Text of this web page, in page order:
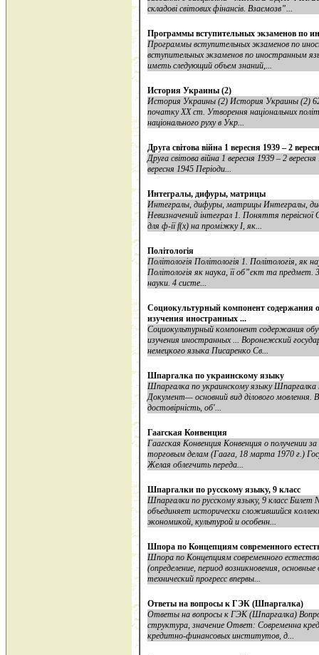
складові світових фінансів. Взаємозв”...
Программы вступительных экзаменов по
Программы вступительных экзаменов по
вступительных экзаменов по иностранным
иметь следующий объем знаний,...
История Украины (2)
История Украины (2) История Украины (2) 62 .
початку XX ст. Утворення національних
національного руху в Укр...
Друга світова війна 1 вересня 1939 – 2
Друга світова війна 1 вересня 1939 – 2
вересня 1945 Періоди...
Интегралы, дифуры, матрицы
Интегралы, дифуры, матрицы Интегралы,
Невизначений інтеграл 1. Поняття
для ф-ії f(x) на проміжку І, як...
Політологія
Політологія Політологія 1. Політологія, як
Політологія як наука, її об”єкт та предмет.
науки. 4 систе...
Социокультурный компонент содержания
изучения иностранных ...
Социокультурный компонент содержания
изучения иностранных ... Воронежский
немецкого языка Писаренко Св...
Шпаргалка по украинскому языку
Шпаргалка по украинскому языку Шпаргалка
Документ— основний вид ділового мовлення.
достовірність, об'...
Гаагская Конвенция
Гаагская Конвенция Конвенция о получении
торговым делам (Гаага, 18 марта 1970 г.)
Желая облегчить переда...
Шпаргалки по русскому языку, 9 класс
Шпаргалки по русскому языку, 9 класс
объединяет исторически сложившийся
экономикой, культурой и особенн...
Шпора по Концепциям современного
Шпора по Концепциям современного
(определение, период возникновения,
технический прогресс впервы...
Ответы на вопросы к ГЭК (Шпаргалка)
Ответы на вопросы к ГЭК (Шпаргалка)
структура, значение Ответ: Современна
кредитно-финансовых институтов, д...